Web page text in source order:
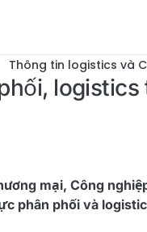
Thông tin logistics và
mại, Công
phân phối và